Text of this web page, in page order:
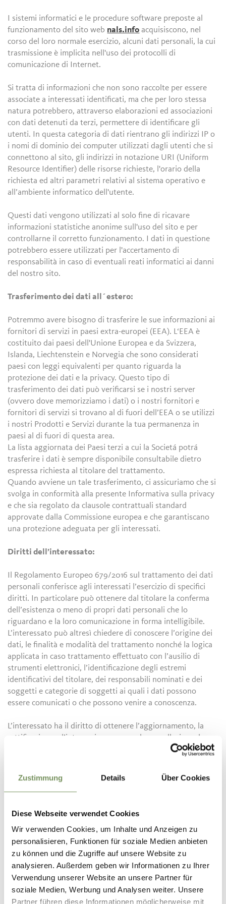
Zustimmung Details Über Cookies
Diese Webseite verwendet Cookies
Wir verwenden Cookies, um Inhalte und Anzeigen zu
personalisieren, Funktionen für soziale Medien anbieten
zu können und die Zugriffe auf unsere Website zu
analysieren. Außerdem geben wir Informationen zu Ihrer
Verwendung unserer Website an unsere Partner für
soziale Medien, Werbung und Analysen weiter. Unsere
Partner führen diese Informationen möglicherweise mit
I sistemi informatici e le procedure software preposte al
funzionamento del sito web nals.info acquisiscono, nel
corso del loro normale esercizio, alcuni dati personali, la cui
trasmissione è implicita nell'uso dei protocolli di
comunicazione di Internet.
Si tratta di informazioni che non sono raccolte per essere
associate a interessati identificati, ma che per loro stessa
natura potrebbero, attraverso elaborazioni ed associazioni
con dati detenuti da terzi, permettere di identificare gli
utenti. In questa categoria di dati rientrano gli indirizzi IP o
i nomi di dominio dei computer utilizzati dagli utenti che si
connettono al sito, gli indirizzi in notazione URI (Uniform
Resource Identifier) delle risorse richieste, l'orario della
richiesta ed altri parametri relativi al sistema operativo e
all’ambiente informatico dell'utente.
Questi dati vengono utilizzati al solo fine di ricavare
informazioni statistiche anonime sull'uso del sito e per
controllarne il corretto funzionamento. I dati in questione
potrebbero essere utilizzati per l'accertamento di
responsabilità in caso di eventuali reati informatici ai danni
del nostro sito.
Trasferimento dei dati all´estero:
Potremmo avere bisogno di trasferire le sue informazioni ai
fornitori di servizi in paesi extra-europei (EEA). L‘EEA è
costituito dai paesi dell'Unione Europea e da Svizzera,
Islanda, Liechtenstein e Norvegia che sono considerati
paesi con leggi equivalenti per quanto riguarda la
protezione dei dati e la privacy. Questo tipo di
trasferimento dei dati può verificarsi se i nostri server
(ovvero dove memorizziamo i dati) o i nostri fornitori e
fornitori di servizi si trovano al di fuori dell’EEA o se utilizzi
i nostri Prodotti e Servizi durante la tua permanenza in
paesi al di fuori di questa area.
La lista aggiornata dei Paesi terzi a cui la Societá potrá
trasferire i dati è sempre disponibile consultabile dietro
espressa richiesta al titolare del trattamento.
Quando avviene un tale trasferimento, ci assicuriamo che si
svolga in conformità alla presente Informativa sulla privacy
e che sia regolato da clausole contrattuali standard
approvate dalla Commissione europea e che garantiscano
una protezione adeguata per gli interessati.
Diritti dell’interessato:
Il Regolamento Europeo 679/2016 sul trattamento dei dati
personali conferisce agli interessati l’esercizio di specifici
diritti. In particolare può ottenere dal titolare la conferma
dell’esistenza o meno di propri dati personali che lo
riguardano e la loro comunicazione in forma intelligibile.
L’interessato può altresì chiedere di conoscere l’origine dei
dati, le finalità e modalità del trattamento nonché la logica
applicata in caso trattamento effettuato con l’ausilio di
strumenti elettronici, l’identificazione degli estremi
identificativi del titolare, dei responsabili nominati e dei
soggetti e categorie di soggetti ai quali i dati possono
essere comunicati o che possono venire a conoscenza.
L’interessato ha il diritto di ottenere l’aggiornamento, la
rettificazione e l’integrazione, ovvero la cancellazione, la
trasformazione in via anonima o il blocco dei dati trattati in
tutto o in parte, per motivi legittimi, al trattamento dei dati
personali che lo riguardano, e senza motivo al trattamento
ricerche di mercato o di comunicazione commerciale.
Inoltre, a partire dal 25 maggio 2018 avrá diritto alla
portabilitá dei dati. Per ulteriori informazioni la invitiamo a
prendere contatto con il titolare del trattamento.
Se ritiene che i propri diritti siano stati violati, l’utente ha
inoltre il diritto di presentare un reclamo all’autorità di
controllo della protezione dei dati competente - Garante
della Privacy - o adire le vie legali.